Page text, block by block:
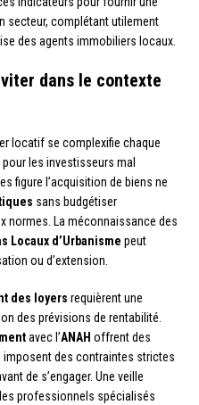
secteur, complétant utilement
des agents immobiliers locaux.
dans le contexte
locatif se complexifie chaque
les investisseurs mal
figure l’acquisition de biens ne
sans budgétiser
normes. La méconnaissance des
Locaux d’Urbanisme peut
ou d’extension.
des loyers requièrent une
des prévisions de rentabilité.
avec l’ANAH offrent des
des contraintes strictes
de s’engager. Une veille
professionnels spécialisés